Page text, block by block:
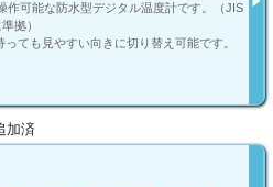
作可能な防水型デジタル温度計です。（JIS
拠）
ても見やすい向きに切り替え可能です。
加済